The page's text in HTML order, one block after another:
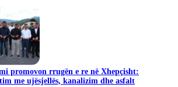
promovon rrugën e re në Xhepçisht:
me ujësjellës, kanalizim dhe asfalt